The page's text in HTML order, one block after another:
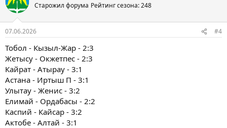
Старожил форума Рейтинг сезона: 248
07.06.2026 #4
Тобол - Кызыл-Жар - 2:3
Жетысу - Окжетпес - 2:3
Кайрат - Атырау - 3:1
Астана - Иртыш П - 3:1
Улытау - Женис - 3:2
Елимай - Ордабасы - 2:2
Каспий - Кайсар - 3:2
Актобе - Алтай - 3:1